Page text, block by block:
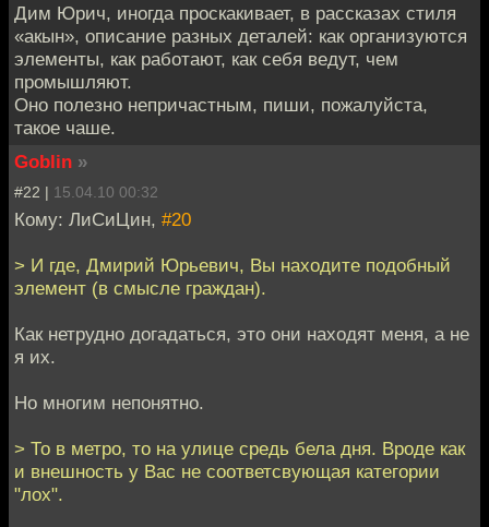
Дим Юрич, иногда проскакивает, в рассказах стиля
«акын», описание разных деталей: как организуются
элементы, как работают, как себя ведут, чем
промышляют.
Оно полезно непричастным, пиши, пожалуйста,
такое чаше.
Goblin »
#22 | 15.04.10 00:32
Кому: ЛиСиЦин, #20
> И где, Дмирий Юрьевич, Вы находите подобный
элемент (в смысле граждан).
Как нетрудно догадаться, это они находят меня, а не
я их.
Но многим непонятно.
> То в метро, то на улице средь бела дня. Вроде как
и внешность у Вас не соответсвующая категории
"лох".